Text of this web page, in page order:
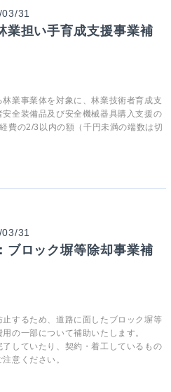
31
業担い手育成支援事業補
業事業体を対象に、林業技術者育成支
全装備品及び安全機械器具購入支援の
費の2/3以内の額（千円未満の端数は切
31
ブロック塀等除却事業補
するため、道路に面したブロック塀等
の一部について補助いたします。
していたり、契約・着工しているもの
意ください。